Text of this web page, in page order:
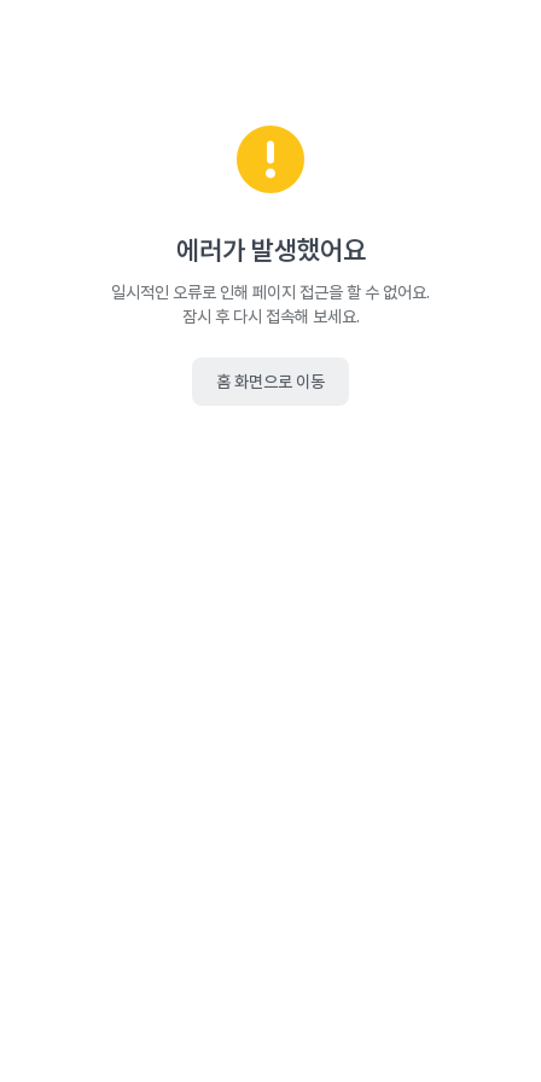
에러가 발생했어요
일시적인 오류로 인해 페이지 접근을 할 수 없어요.
잠시 후 다시 접속해 보세요.
홈 화면으로 이동